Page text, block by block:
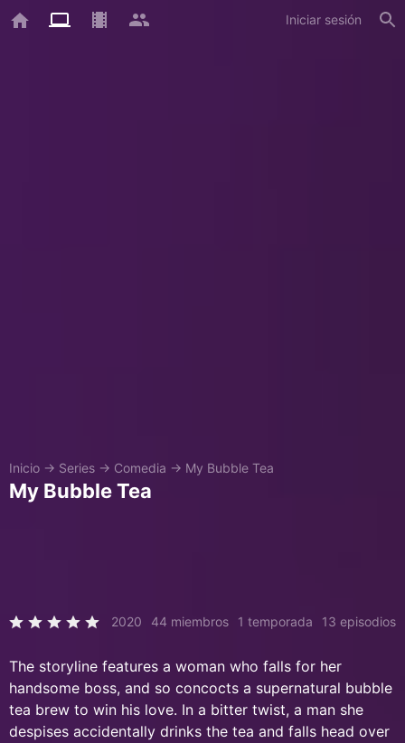
Iniciar sesión
Inicio → Series → Comedia → My Bubble Tea
My Bubble Tea
2020 44 miembros 1 temporada 13 episodios
The storyline features a woman who falls for her
handsome boss, and so concocts a supernatural bubble
tea brew to win his love. In a bitter twist, a man she
despises accidentally drinks the tea and falls head over